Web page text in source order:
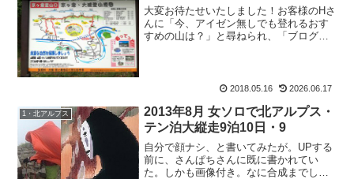
大変お待たせいたしました！お客様のHさ
んに「今、アイゼン無しでも登れるおす
すめの山は？」と尋ねられ、「ブログに
山を。今、アイゼン無し...
2018.05.16 2026.06.17
1・北アルプス
2013年8月 女ソロで北アルプス・
テン泊大縦走9泊10日・9
自分で顔ナシ、と書いてみたが。UPする
前に、さんぱちさんに既に書かれてい
た。しかも画像付き。なに合成までして